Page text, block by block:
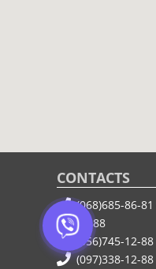
CONTACTS
(068)685-86-81
12-88
(056)745-12-88
(097)338-12-88